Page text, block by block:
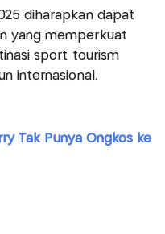
diharapkan dapat
yang memperkuat
sport tourism
internasional.
Tak Punya Ongkos ke